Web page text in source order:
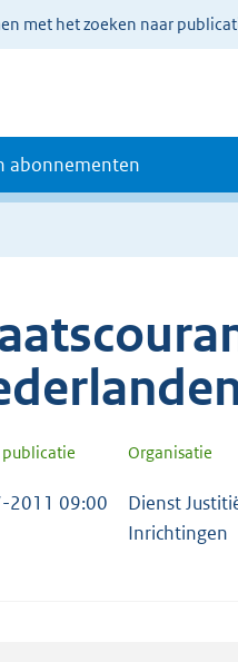
met het zoeken naar
abonnementen
publicatie Organisatie
2011 09:00
Dienst
Inrichtingen